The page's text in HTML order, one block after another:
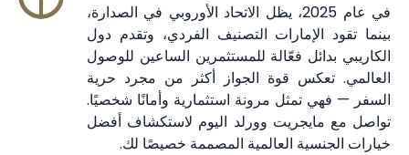
في عام 2025، يظل الاتحاد الأوروبي في الصدارة،
التصنيف الفردي، وتقدم دول
فعّالة للمستثمرين الساعين للوصول
قوة الجواز أكثر من مجرد حرية
مرونة استثمارية وأمانًا شخصيًا.
وورلد اليوم لاستكشاف أفضل
العالمية المصممة خصيصًا لك.